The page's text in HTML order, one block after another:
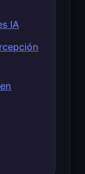
IA